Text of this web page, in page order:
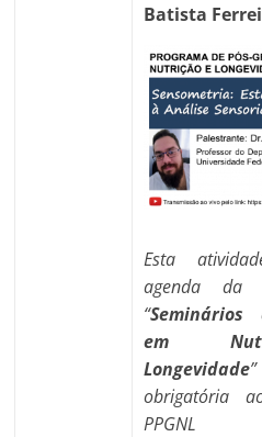
Batista
Esta
agenda da
“Seminários
em
Longevidade
obrigatória
PPGNL